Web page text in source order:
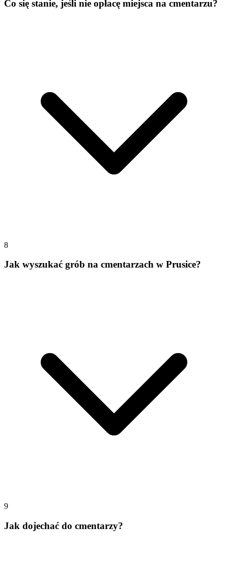
Co się stanie, jeśli nie opłacę miejsca na cmentarzu?
8
Jak wyszukać grób na cmentarzach w Prusice?
9
Jak dojechać do cmentarzy?